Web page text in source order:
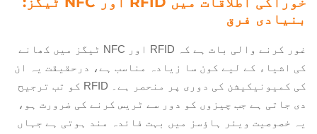
بنیادی فرق
غور کرنے والی بات ہے کہ RFID اور NFC ٹیگز میں کھانے
کی اشیاء کے لیے کون سا زیادہ مناسب ہے، درحقیقت یہ ان
کی کمیونیکیشن کی دوری پر منحصر ہے۔ RFID کو تب ترجیح
دی جاتی ہے جب چیزوں کو دور سے ٹریس کرنے کی ضرورت ہو،
یہ خصوصیت ویئر ہاؤسز میں بہت فائدہ مند ہوتی ہے جہاں